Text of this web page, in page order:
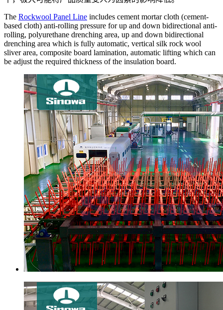
The Rockwool Panel Line includes cement mortar cloth (cement-
based cloth) anti-rolling pressure for up and down bidirectional anti-
rolling, polyurethane drenching area, up and down bidirectional
drenching area which is fully automatic, vertical silk rock wool
sliver area, composite board lamination, automatic lifting which can
be adjust the required thickness of the insulation board.